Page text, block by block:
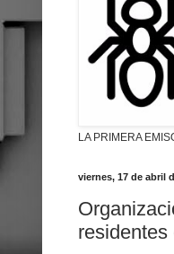
LA PRIMERA
viernes, 17 de abril
residentes